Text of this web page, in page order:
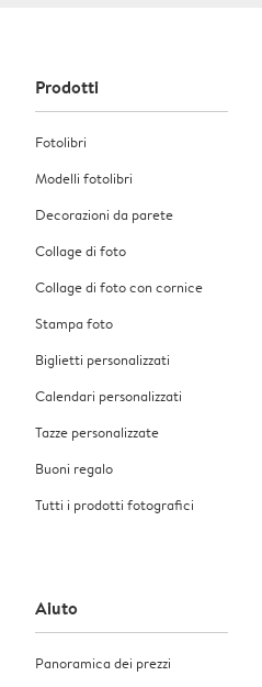
Prodotti
Fotolibri
Modelli fotolibri
Decorazioni da parete
Collage di foto
Collage di foto con cornice
Stampa foto
Biglietti personalizzati
Calendari personalizzati
Tazze personalizzate
Buoni regalo
Tutti i prodotti fotografici
Aiuto
Panoramica dei prezzi